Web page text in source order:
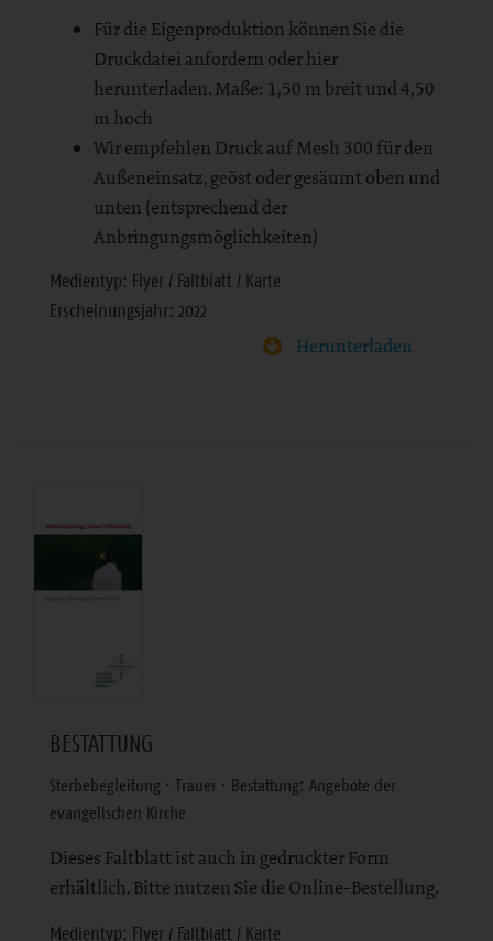
Für die Eigenproduktion können Sie die
Druckdatei anfordern oder hier
herunterladen. Maße: 1,50 m breit und 4,50
m hoch
Wir empfehlen Druck auf Mesh 300 für den
Außeneinsatz, geöst oder gesäumt oben und
unten (entsprechend der
Anbringungsmöglichkeiten)
Medientyp: Flyer / Faltblatt / Karte
Erscheinungsjahr: 2022
Herunterladen
BESTATTUNG
Sterbebegleitung · Trauer · Bestattung: Angebote der
evangelischen Kirche
Dieses Faltblatt ist auch in gedruckter Form
erhältlich. Bitte nutzen Sie die Online-Bestellung.
Medientyp: Flyer / Faltblatt / Karte